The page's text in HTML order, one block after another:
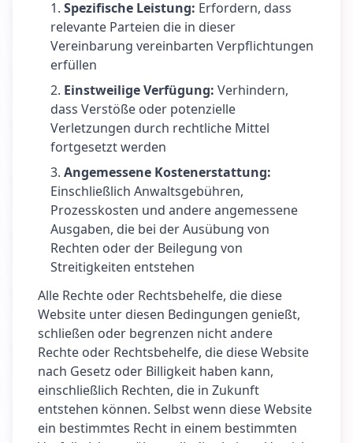
Spezifische Leistung: Erfordern, dass
relevante Parteien die in dieser
Vereinbarung vereinbarten Verpflichtungen
erfüllen
Einstweilige Verfügung: Verhindern,
dass Verstöße oder potenzielle
Verletzungen durch rechtliche Mittel
fortgesetzt werden
Angemessene Kostenerstattung:
Einschließlich Anwaltsgebühren,
Prozesskosten und andere angemessene
Ausgaben, die bei der Ausübung von
Rechten oder der Beilegung von
Streitigkeiten entstehen
Alle Rechte oder Rechtsbehelfe, die diese
Website unter diesen Bedingungen genießt,
schließen oder begrenzen nicht andere
Rechte oder Rechtsbehelfe, die diese Website
nach Gesetz oder Billigkeit haben kann,
einschließlich Rechten, die in Zukunft
entstehen können. Selbst wenn diese Website
ein bestimmtes Recht in einem bestimmten